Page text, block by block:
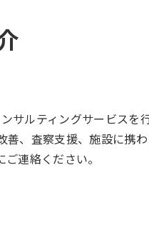
サルティングサービス
善、査察支援、施設に携
連絡ください。